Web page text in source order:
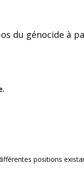
du génocide à
positions